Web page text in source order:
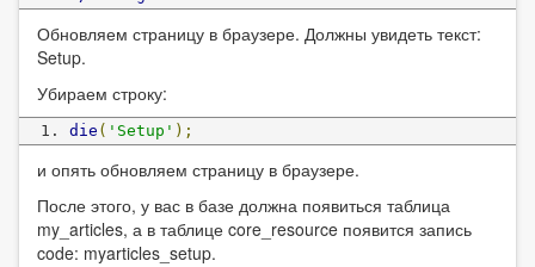
Обновляем страницу в браузере. Должны увидеть текст:
Setup.
Убираем строку:
die ( 'Setup' );
и опять обновляем страницу в браузере.
После этого, у вас в базе должна появиться таблица
my_articles, а в таблице core_resource появится запись
code: myarticles_setup.